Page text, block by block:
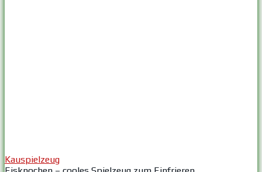
Kauspielzeug